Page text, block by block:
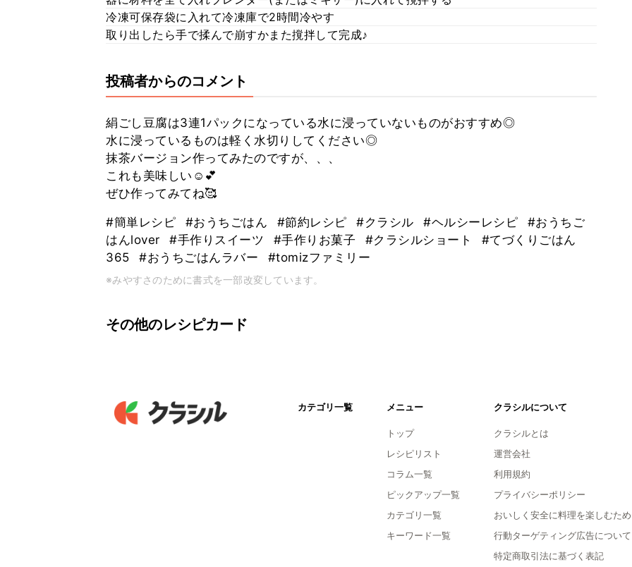
冷凍可保存袋に入れて冷凍庫で2時間冷やす
取り出したら手で揉んで崩すかまた撹拌して完成♪
投稿者からのコメント
絹ごし豆腐は3連1パックになっている水に浸っていないものがおすすめ◎
水に浸っているものは軽く水切りしてください◎
抹茶バージョン作ってみたのですが、、、
これも美味しい☺️💕
ぜひ作ってみてね🥰
#簡単レシピ #おうちごはん #節約レシピ #クラシル #ヘルシーレシピ
#おうちご
はんlover
#手作りスイーツ #手作りお菓子 #クラシルショート
#てづくりごはん
365
#おうちごはんラバー #tomizファミリー
※みやすさのために書式を一部改変しています。
その他のレシピカード
カテゴリ一覧 メニュー
トップ
レシピリスト
コラム一覧
ピックアップ一覧
カテゴリ一覧
キーワード一覧
クラシルについて
クラシルとは
運営会社
利用規約
プライバシーポリシー
おいしく安全に料理を楽しむため
行動ターゲティング広告について
特定商取引法に基づく表記